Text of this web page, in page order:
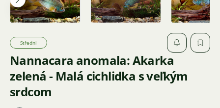
Nannacara anomala: Akarka
zelená - Malá cichlidka s veľkým
srdcom
Střední